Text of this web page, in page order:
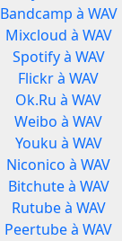
Bandcamp à WAV
Mixcloud à WAV
Spotify à WAV
Flickr à WAV
Ok.Ru à WAV
Weibo à WAV
Youku à WAV
Niconico à WAV
Bitchute à WAV
Rutube à WAV
Peertube à WAV